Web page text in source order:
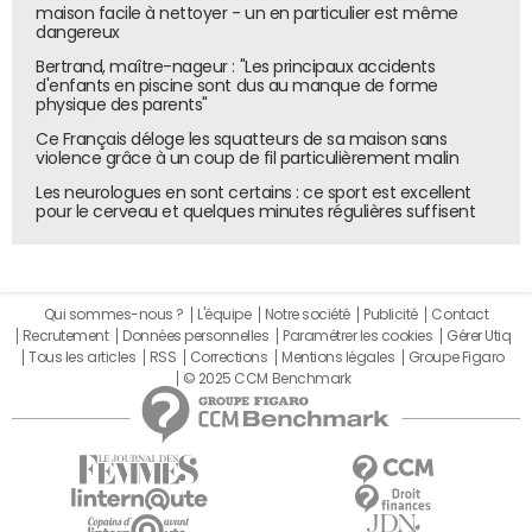
Une partie du groupe LR s'était en effet publiquement
opposée au projet de réforme des retraites en 2023. Le
député Aurélien Pradié, qui siège désormais parmi les
non-inscrits, avait été la figure de proue de ce rejet du
texte macroniste. Le 20 mars 2023, une motion de
censure, déposée par le groupe LIOT à la suite du
passage en force de la réforme, avait récolté 278 voix,
dont 19 étaient venues de LR.
texte qui a été déposé par La France insoumise, leur
adversaire politique le plus direct. Et quand bien
même une vingtaine d'entre eux déciderait de le soutenir,
en chœur avec les 21 députés du groupe LIOT et une
poignée de députés divers gauche, le compte n'y serait
toujours pas. C'est donc bien le Rassemblement national
qui devrait permettre à la proposition de loi d'être
adoptée.
maison facile à nettoyer - un en particulier est même
dangereux
Bertrand, maître-nageur : "Les principaux accidents
d'enfants en piscine sont dus au manque de forme
physique des parents"
Ce Français déloge les squatteurs de sa maison sans
violence grâce à un coup de fil particulièrement malin
Les neurologues en sont certains : ce sport est excellent
pour le cerveau et quelques minutes régulières suffisent
Qui sommes-nous ? L'équipe Notre société Publicité
Contact
Recrutement
Données personnelles Paramétrer les cookies
Gérer Utiq
Tous les articles
RSS Corrections Mentions légales
Groupe Figaro
© 2025 CCM Benchmark